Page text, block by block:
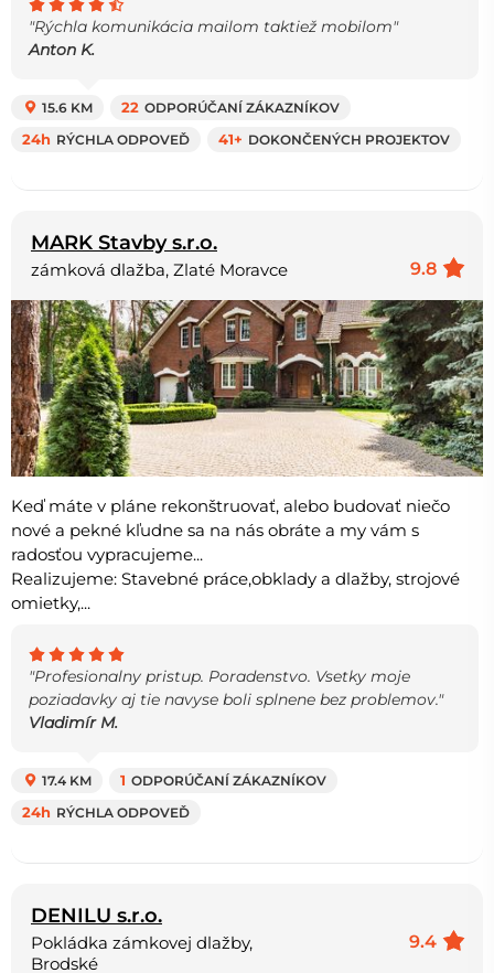
"Rýchla komunikácia mailom taktiež mobilom"
Anton K.
15.6 KM 22 ODPORÚČANÍ ZÁKAZNÍKOV
24h RÝCHLA ODPOVEĎ 41+ DOKONČENÝCH PROJEKTOV
MARK Stavby s.r.o.
9.8
zámková dlažba, Zlaté Moravce
Keď máte v pláne rekonštruovať, alebo budovať niečo
nové a pekné kľudne sa na nás obráte a my vám s
radosťou vypracujeme...
Realizujeme: Stavebné práce,obklady a dlažby, strojové
omietky,...
"Profesionalny pristup. Poradenstvo. Vsetky moje
poziadavky aj tie navyse boli splnene bez problemov."
Vladimír M.
17.4 KM 1 ODPORÚČANÍ ZÁKAZNÍKOV
24h RÝCHLA ODPOVEĎ
DENILU s.r.o.
9.4
Pokládka zámkovej dlažby,
Brodské